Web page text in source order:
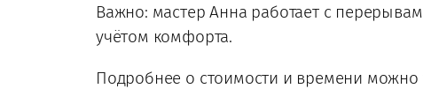
Важно: мастер Анна работает с
учётом комфорта.
Подробнее о стоимости и времени можно